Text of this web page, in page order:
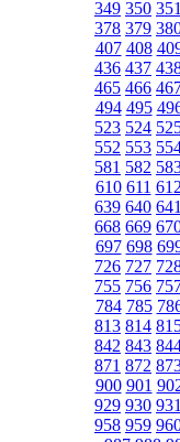
349 350 351
378 379
407 408
436 437
465 466
494 495
523 524
552 553
581 582
610 611 612
639 640 641
668 669
697 698
726 727
755 756
784 785
813 814
842 843
871 872
900 901
929 930 931
958 959